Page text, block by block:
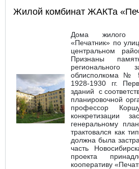
Жилой комбинат ЖАКТа
Дома жилого
«Печатник» по
центральном
Признаны
регионального
облисполкома №
1928-1930 гг.
зданий с
планировочной
профессор
конкретизации
генеральному
трактовался как
должна была
часть
проекта
кооперативу